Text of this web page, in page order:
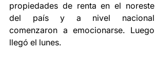
propiedades de renta en el noreste
del país y a nivel nacional
comenzaron a emocionarse. Luego
llegó el lunes.